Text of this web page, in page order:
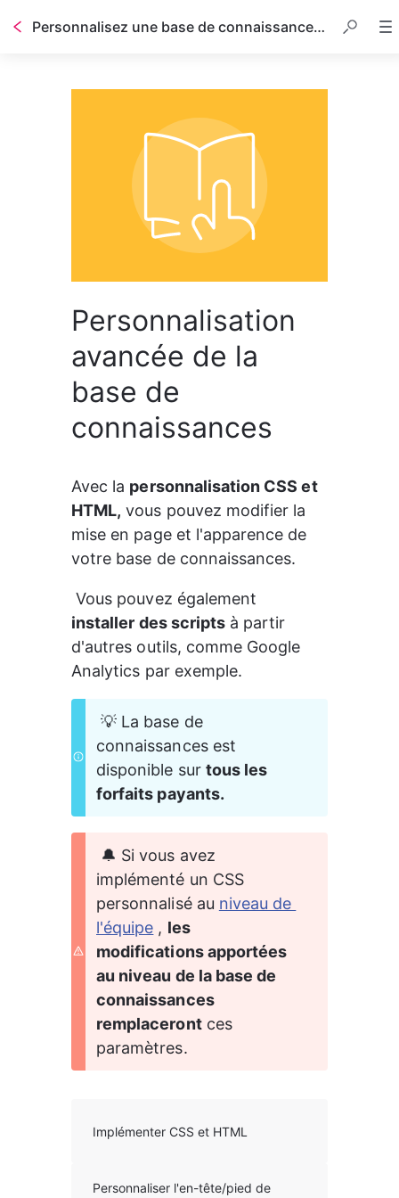
Personnalisez une base de connaissances avec CSS et HTML
Personnalisation
avancée de la
base de
connaissances
Avec la personnalisation CSS et
HTML, vous pouvez modifier la
mise en page et l'apparence de
votre base de connaissances.
Vous pouvez également
installer des scripts à partir
d'autres outils, comme Google
Analytics par exemple.
💡 La base de
connaissances est
disponible sur tous les
forfaits payants.
implémenté un CSS
personnalisé au niveau de
l'équipe , les
modifications apportées
au niveau de la base de
connaissances
remplaceront ces
paramètres.
Implémenter CSS et HTML
Personnaliser l'en-tête/pied de